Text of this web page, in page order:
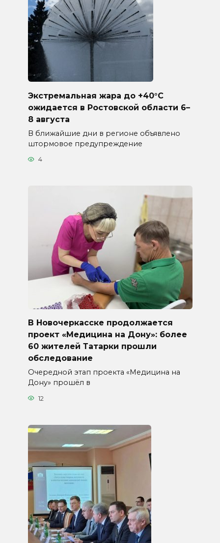
Экстремальная жара до +40°C
ожидается в Ростовской области 6–
8 августа
В ближайшие дни в регионе объявлено
штормовое предупреждение
4
В Новочеркасске продолжается
проект «Медицина на Дону»: более
60 жителей Татарки прошли
обследование
Очередной этап проекта «Медицина на
Дону» прошёл в
12